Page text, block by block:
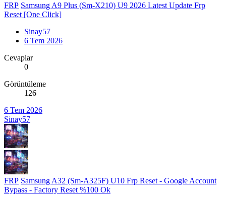
FRP Samsung A9 Plus (Sm-X210) U9 2026 Latest Update Frp
Reset [One Click]
Sinay57
6 Tem 2026
Cevaplar
0
Görüntüleme
126
6 Tem 2026
Sinay57
FRP Samsung A32 (Sm-A325F) U10 Frp Reset - Google Account
Bypass - Factory Reset %100 Ok